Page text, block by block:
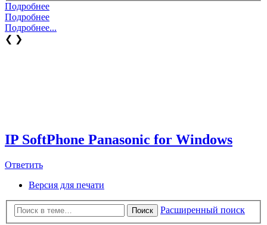
Подробнее
Подробнее
Подробнее...
❮ ❯
IP SoftPhone Panasonic for Windows
Ответить
Версия для печати
Поиск
Расширенный поиск